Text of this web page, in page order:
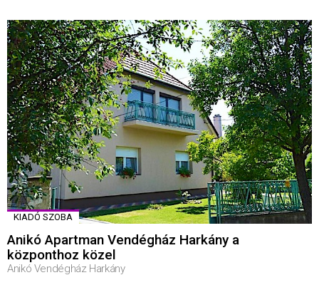
KIADÓ SZOBA
Anikó Apartman Vendégház Harkány a
központhoz közel
Anikó Vendégház Harkány